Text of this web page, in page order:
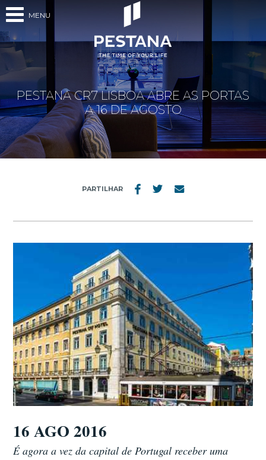
MENU
PESTANA CR7 LISBOA ABRE AS PORTAS
A 16 DE AGOSTO
PARTILHAR
16 AGO 2016
É agora a vez da capital de Portugal receber uma